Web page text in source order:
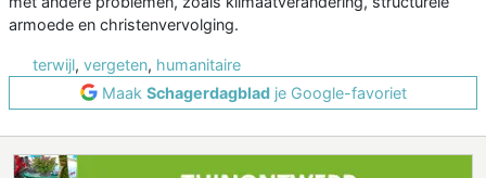
armoede en christenvervolging.
terwijl, vergeten, humanitaire
Maak Schagerdagbladje Google-favoriet